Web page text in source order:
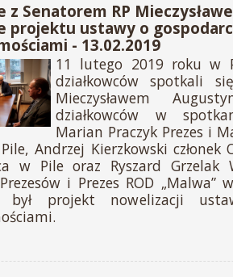
z Senatorem RP
projektu ustawy o
- 13.02.2019
11 lutego 2019 roku w
działkowców spotkali
Mieczysławem
działkowców w
Marian Praczyk Prezes i
Andrzej Kierzkowski członek
w Pile oraz Ryszard Grzelak
i Prezes ROD „Malwa”
był projekt nowelizacji